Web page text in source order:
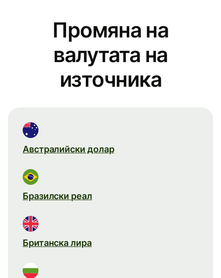
Промяна на
валутата на
източника
Австралийски долар
Бразилски реал
Британска лира